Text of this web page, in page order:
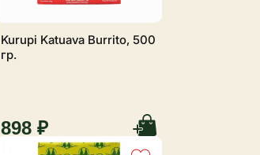
Kurupi Katuava Burrito, 500
гр.
898 ₽